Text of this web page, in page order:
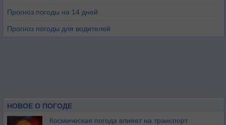
Прогноз погоды на 14 дней
Прогноз погоды для водителей
НОВОЕ О ПОГОДЕ
Космическая погода влияет на транспорт